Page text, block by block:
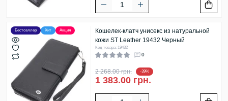
Бестселлер Хит Акция
Кошелек-клатч унисекс из натуральной
кожи ST Leather 19432 Черный
Код товара: 19432
0
2 268.00 грн. -39%
1 383.00 грн.